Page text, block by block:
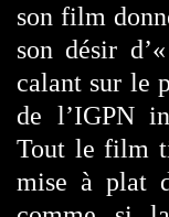
son film
son désir
calant sur le
de l’IGPN
Tout le film
mise à plat